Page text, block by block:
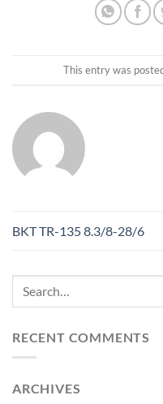
This entry was
BKT TR-135 8.3/8-28/6
RECENT COMMENTS
ARCHIVES